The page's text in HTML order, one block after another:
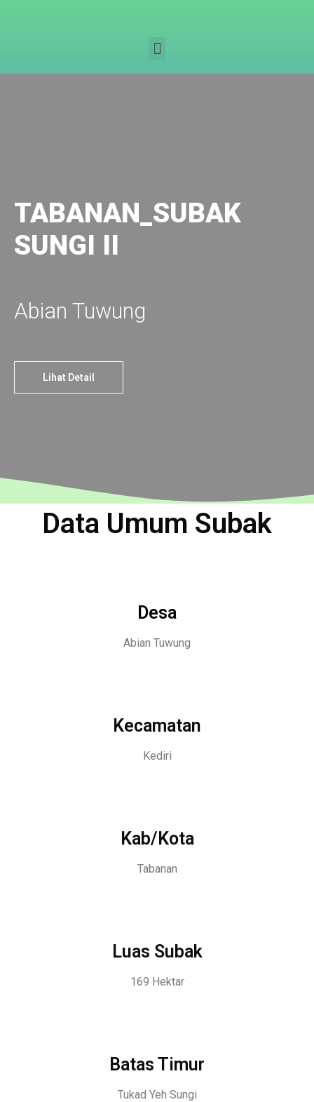
TABANAN_SUBAK
SUNGI II
Abian Tuwung
Lihat Detail
Data Umum Subak
Desa
Abian Tuwung
Kecamatan
Kediri
Kab/Kota
Tabanan
Luas Subak
169 Hektar
Batas Timur
Tukad Yeh Sungi